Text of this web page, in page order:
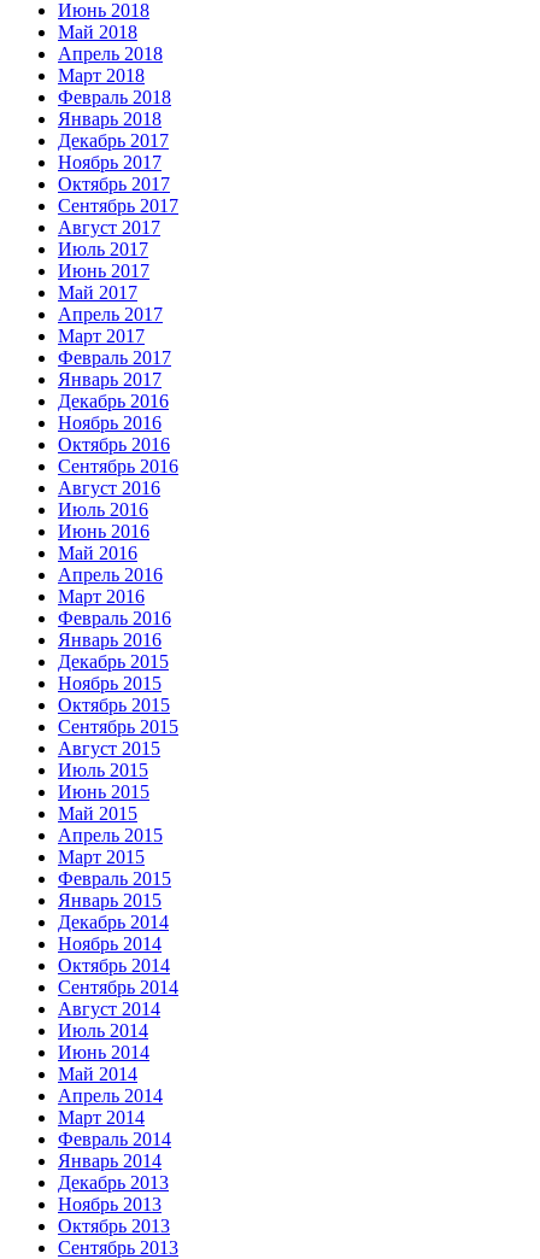
Июнь 2018
Май 2018
Апрель 2018
Март 2018
Февраль 2018
Январь 2018
Декабрь 2017
Ноябрь 2017
Октябрь 2017
Сентябрь 2017
Август 2017
Июль 2017
Июнь 2017
Май 2017
Апрель 2017
Март 2017
Февраль 2017
Январь 2017
Декабрь 2016
Ноябрь 2016
Октябрь 2016
Сентябрь 2016
Август 2016
Июль 2016
Июнь 2016
Май 2016
Апрель 2016
Март 2016
Февраль 2016
Январь 2016
Декабрь 2015
Ноябрь 2015
Октябрь 2015
Сентябрь 2015
Август 2015
Июль 2015
Июнь 2015
Май 2015
Апрель 2015
Март 2015
Февраль 2015
Январь 2015
Декабрь 2014
Ноябрь 2014
Октябрь 2014
Сентябрь 2014
Август 2014
Июль 2014
Июнь 2014
Май 2014
Апрель 2014
Март 2014
Февраль 2014
Январь 2014
Декабрь 2013
Ноябрь 2013
Октябрь 2013
Сентябрь 2013